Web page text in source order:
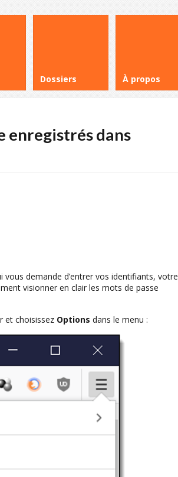
Dossiers À propos
enregistrés dans
demande d’entrer vos identifiants, votre
visionner en clair les mots de passe
et choisissez Options dans le menu :